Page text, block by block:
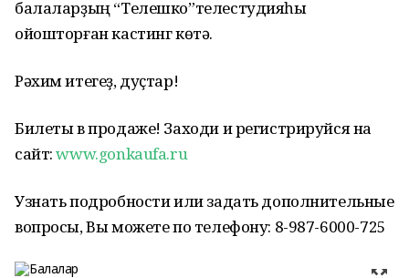
балаларҙың “Телешко”телестудияһы
ойошторған кастинг көтә.
Рәхим итегеҙ, дуҫтар!
Билеты в продаже! Заходи и регистрируйся на
сайт:www.gonkaufa.ru
Узнать подробности или задать дополнительные
вопросы, Вы можете по телефону: 8-987-6000-725